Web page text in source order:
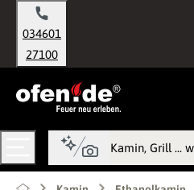
springen
034601
27100